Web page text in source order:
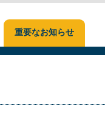
重要なお知らせ